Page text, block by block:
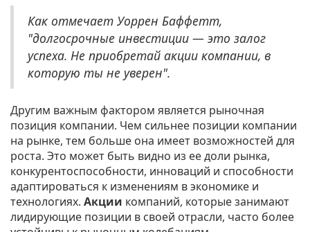
Как отмечает Уоррен Баффетт,
"долгосрочные инвестиции — это залог
успеха. Не приобретай акции компании, в
которую ты не уверен".
Другим важным фактором является рыночная
позиция компании. Чем сильнее позиции компании
на рынке, тем больше она имеет возможностей для
роста. Это может быть видно из ее доли рынка,
конкурентоспособности, инноваций и способности
адаптироваться к изменениям в экономике и
технологиях. Акции компаний, которые занимают
лидирующие позиции в своей отрасли, часто более